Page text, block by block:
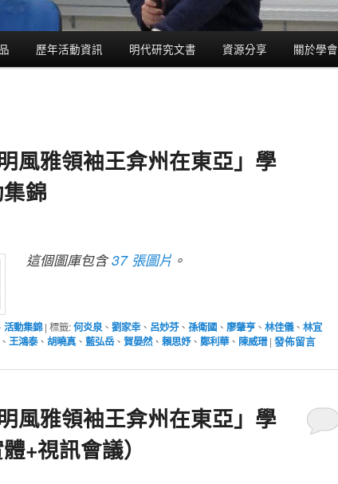
歷年活動資訊 明代研究文書 資源分享 關於學會
風雅領袖王弇州在東亞」學
錦
這個圖庫包含37 張圖片 。
活動集錦 | 標籤:何炎泉 、 劉家幸、 呂妙芬、 孫衛國 、 廖肇亨、 林佳儀、 林宜
、 王鴻泰、 胡曉真、 藍弘岳、 賀晏然、 賴思妤、 鄭利華、 陳威瑨 | 發佈留言
風雅領袖王弇州在東亞」學
+視訊會議）